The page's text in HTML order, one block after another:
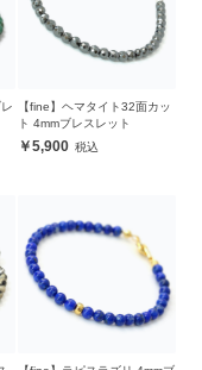
【fine】ヘマタイト32面カッ
ト 4mmブレスレット
5,900